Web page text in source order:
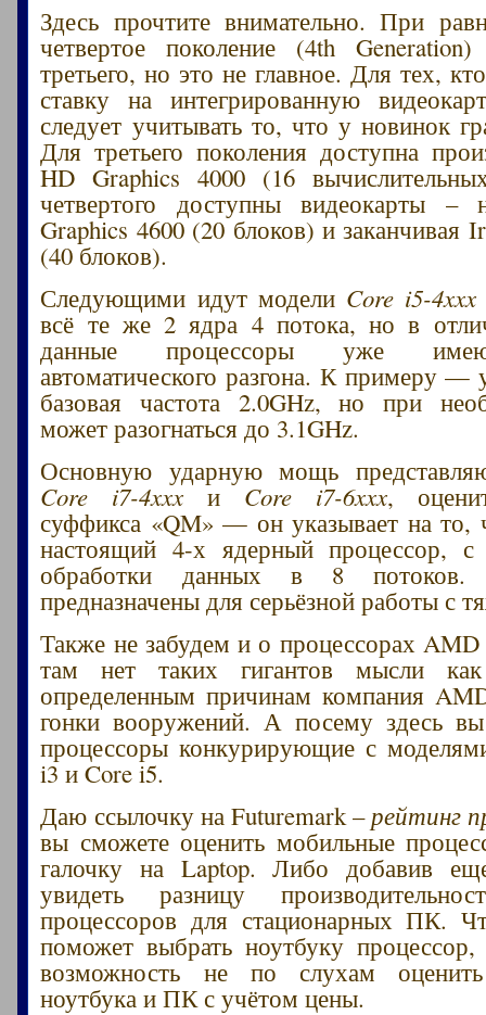
Здесь прочтите внимательно. При
четвертое поколение (4th
третьего, но это не главное. Для тех,
ставку на интегрированную
следует учитывать то, что у новинок
Для третьего поколения доступна
HD Graphics 4000 (16
четвертого доступны видеокарты –
Graphics 4600 (20 блоков) и заканчивая
(40 блоков).
Следующими идут модели Core i5-4xxx
всё те же 2 ядра 4 потока, но в
данные процессоры уже
автоматического разгона. К примеру —
базовая частота 2.0GHz, но при
может разогнаться до 3.1GHz.
Основную ударную мощь
Core i7-4xxx и Core i7-6xxx,
суффикса «QM» — он указывает на то,
настоящий 4-х ядерный процессор, с
обработки данных в 8
предназначены для серьёзной работы с
Также не забудем и о процессорах AMD
там нет таких гигантов мысли
определенным причинам компания
гонки вооружений. А посему здесь
процессоры конкурирующие с
i3 и Core i5.
Даю ссылочку на Futuremark – рейтинг
вы сможете оценить мобильные
галочку на Laptop. Либо добавив
увидеть разницу
процессоров для стационарных ПК.
поможет выбрать ноутбуку
возможность не по слухам
ноутбука и ПК с учётом цены.